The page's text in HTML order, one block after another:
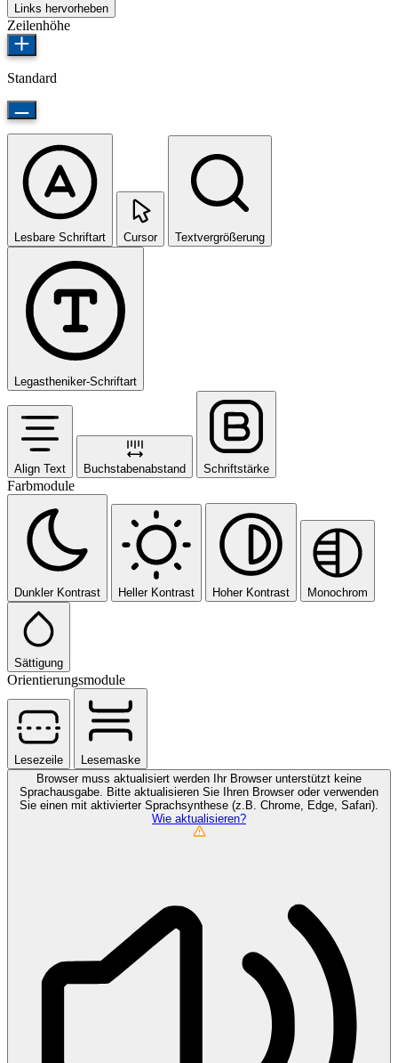
Links hervorheben
Zeilenhöhe
Standard
Lesbare Schriftart Cursor Textvergrößerung
Legastheniker-Schriftart
Align Text Buchstabenabstand Schriftstärke
Farbmodule
Dunkler Kontrast Heller Kontrast Hoher Kontrast Monochrom
Sättigung
Orientierungsmodule
Lesezeile
Lesemaske
Browser muss aktualisiert werden Ihr Browser unterstützt keine
Sprachausgabe. Bitte aktualisieren Sie Ihren Browser oder verwenden
Sie einen mit aktivierter Sprachsynthese (z.B. Chrome, Edge, Safari).
Wie aktualisieren?